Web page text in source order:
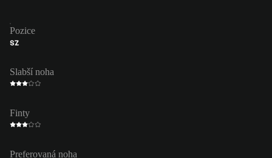
Pozice
SZ
Slabší noha
Finty
Preferovaná noha